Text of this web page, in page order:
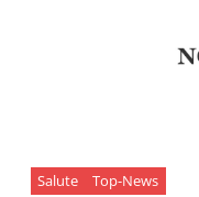
Salute Top-News